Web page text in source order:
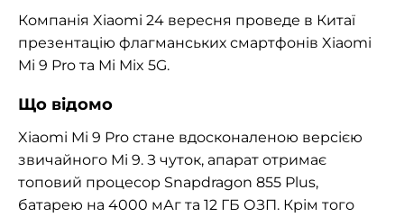
Компанія Xiaomi 24 вересня проведе в Китаї
презентацію флагманських смартфонів Xiaomi
Mi 9 Pro та Mi Mix 5G.
Що відомо
Xiaomi Mi 9 Pro стане вдосконаленою версією
звичайного Mi 9. З чуток, апарат отримає
топовий процесор Snapdragon 855 Plus,
батарею на 4000 мАг та 12 ГБ ОЗП. Крім того